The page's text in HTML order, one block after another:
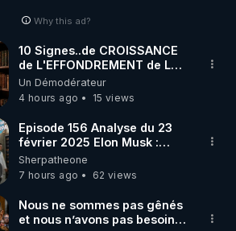
Why this ad?
10 Signes..de CROISSANCE
de L'EFFONDREMENT de La
Civilisation
de"DECROISSANCE de
L'Humaine Société"?
Un Démodérateur
4 hours ago
15 views
Episode 156 Analyse du 23
février 2025 Elon Musk :
Houston , on a un problème !
Sherpatheone
7 hours ago
62 views
Nous ne sommes pas gênés
et nous n’avons pas besoin